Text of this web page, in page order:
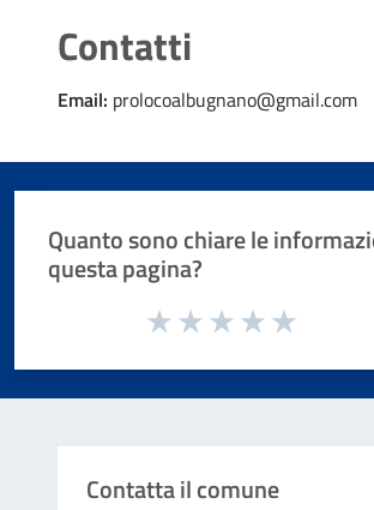
Contatti
Email: prolocoalbugnano@gmail.com
Quanto sono chiare le
questa pagina?
Valuta da 1 a 5 stelle la pagina
Contatta il comune